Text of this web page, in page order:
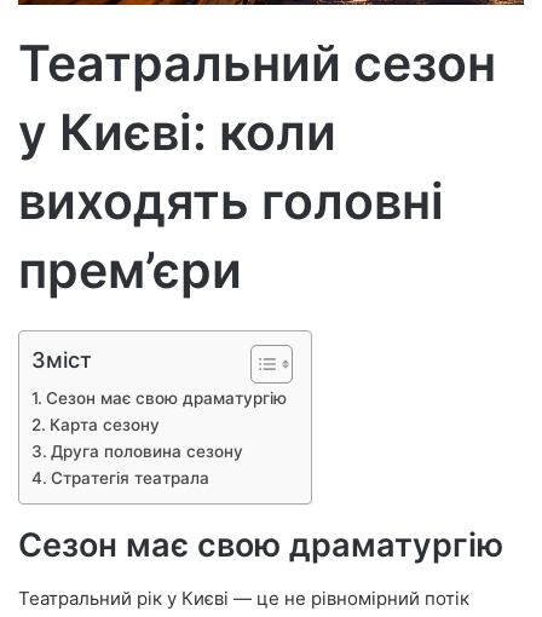
о
о
о
и
с
Театральний сезон
у Києві: коли
виходять головні
прем’єри
Зміст
Сезон має свою драматургію
Карта сезону
Друга половина сезону
Стратегія театрала
Сезон має свою драматургію
Театральний рік у Києві — це не рівномірний потік